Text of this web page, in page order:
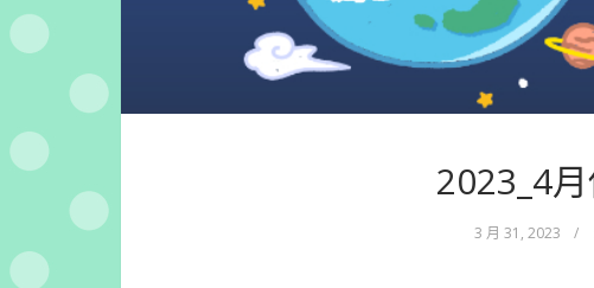
2023_4
3 月 31, 2023 /